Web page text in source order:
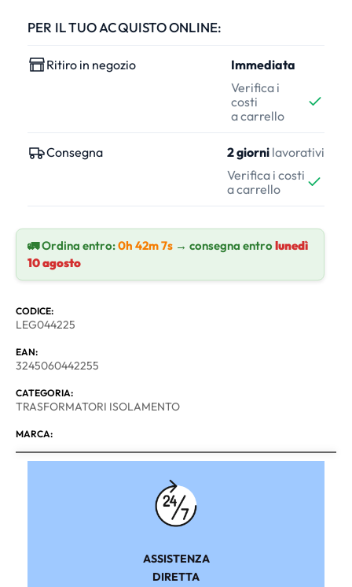
PER IL TUO ACQUISTO ONLINE:
Ritiro in negozio
Immediata
Verifica i
costi
a carrello
Consegna 2 giorni lavorativi
Verifica i costi
a carrello
🚛 Ordina entro:0h 42m 7s → consegna entrolunedì
10 agosto
CODICE:
LEG044225
EAN:
3245060442255
CATEGORIA:
TRASFORMATORI ISOLAMENTO
MARCA:
ASSISTENZA
DIRETTA